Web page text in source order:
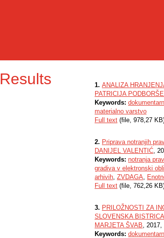
Results
1. ANALIZA
PATRICIJA
Keywords:
materialno varstvo
Full text (file, 978,27
2. Priprava notranjih
DANIJEL VALENTIĆ,
Keywords: notranja
gradiva v elektronski
arhivih, ZVDAGA,
Full text (file, 762,26
3. PRILOŽNOSTI ZA
SLOVENSKA BISTRICA
MARJETA ŠVAB, 2017,
Keywords: